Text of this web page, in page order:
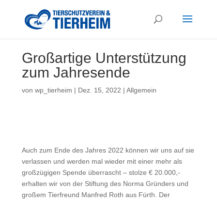
Großartige Unterstützung
zum Jahresende
von wp_tierheim | Dez. 15, 2022 | Allgemein
Auch zum Ende des Jahres 2022 können wir uns auf sie
verlassen und werden mal wieder mit einer mehr als
großzügigen Spende überrascht – stolze € 20.000,-
erhalten wir von der Stiftung des Norma Gründers und
großem Tierfreund Manfred Roth aus Fürth. Der